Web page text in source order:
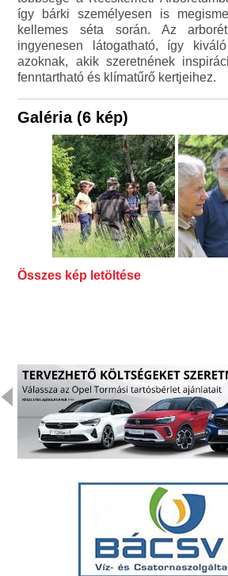
így bárki személyesen is
kellemes séta során. Az
ingyenesen látogatható, így
azoknak, akik szeretnének
fenntartható és klímatűrő kertjeihez.
Galéria (6 kép)
Összes kép letöltése